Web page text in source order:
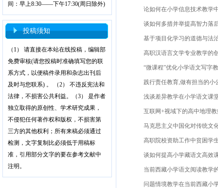
间：早上8:30——下午17:30(周日除外)
投稿须知
（1） 请直接在本站在线投稿，编辑部
免费审核(请您投稿时准确填写您的联
系方式，以便稿件录用和杂志出刊后
及时与您联系) 。 （2） 不违反宪法和
法律，不损害公共利益。（3） 是作者
独立取得的原创性、学术研究成果，
不侵犯任何著作权和版权，不损害第
三方的其他权利；所有来稿必须通过
检测，文字复制比必须低于用稿标
准，引用部分文字的要在参考文献中
注明。
论如何在小学信息技术教学中
谈如何多措并举提高智力落后
基于项目化学习的道德与法
高职汉语言文学专业教学的
“微课程”优化小学语文写字教
践行责任教育,做有担当的小
浅谈差异教学在小学语文课堂
互联网+视域下的高中地理教
马克思主义中国化对传统文化
高职院校资助工作中贫困学生
谈如何提高小学藏语文高效课
当前西藏小学语文阅读教学的
问题情境教学在当前西藏小学